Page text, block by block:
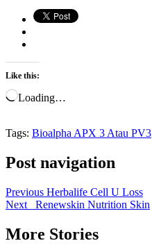
Like this:
Loading…
Tags: Bioalpha APX 3 Atau PV3
Post navigation
Previous Herbalife Cell U Loss
Next Renewskin Nutrition Skin
More Stories